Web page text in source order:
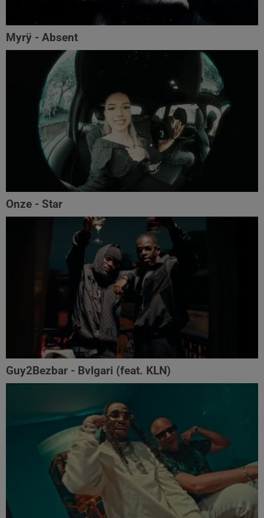
Myrÿ - Absent
Onze - Star
Guy2Bezbar - Bvlgari (feat. KLN)